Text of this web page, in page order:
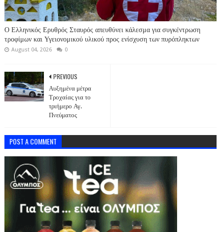
Ο Ελληνικός Ερυθρός Σταυρός απευθύνει κάλεσμα για συγκέντρωση
τροφίμων και Υγειονομικού υλικού προς ενίσχυση των πυρόπληκτων
August 04, 2026 0
PREVIOUS
Αυξημένα μέτρα
Τροχαίας για το
τριήμερο Αγ.
Πνεύματος
POST A COMMENT